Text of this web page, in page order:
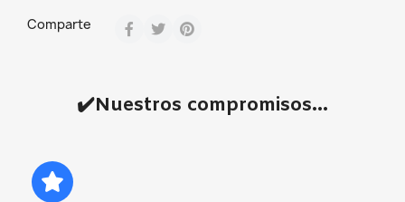
Comparte
✔️Nuestros compromisos...